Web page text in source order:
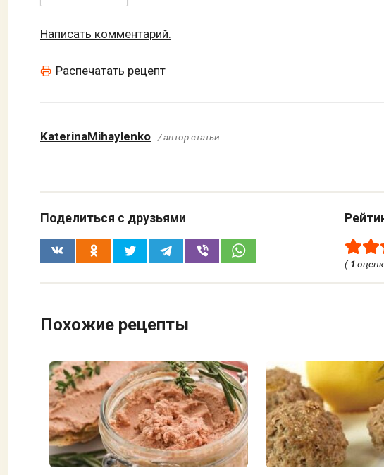
Написать комментарий.
Распечатать рецепт
KaterinaMihaylenko / автор статьи
Поделиться с друзьями
( 1
Похожие рецепты